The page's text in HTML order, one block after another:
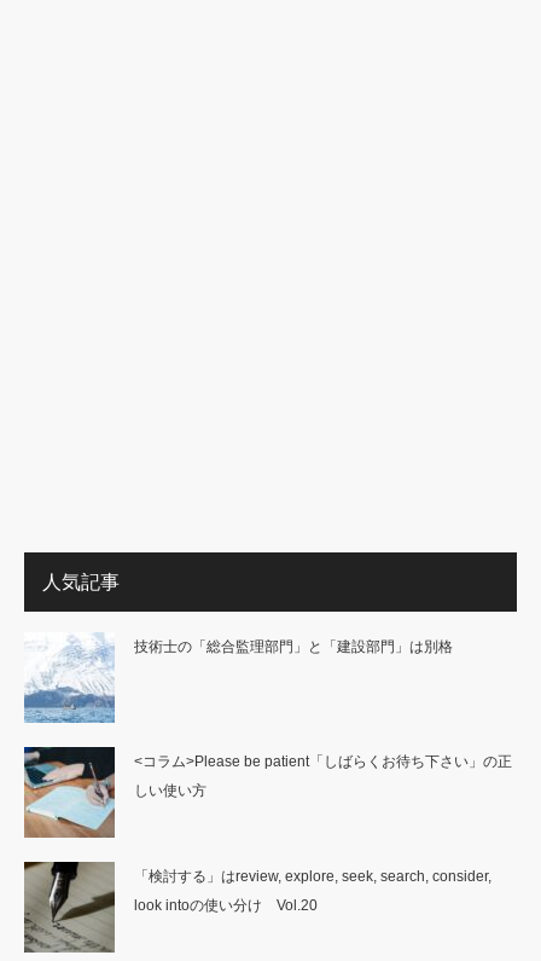
人気記事
技術士の「総合監理部門」と「建設部門」は別格
<コラム>Please be patient「しばらくお待ち下さい」の正
しい使い方
「検討する」はreview, explore, seek, search, consider,
look intoの使い分け Vol.20